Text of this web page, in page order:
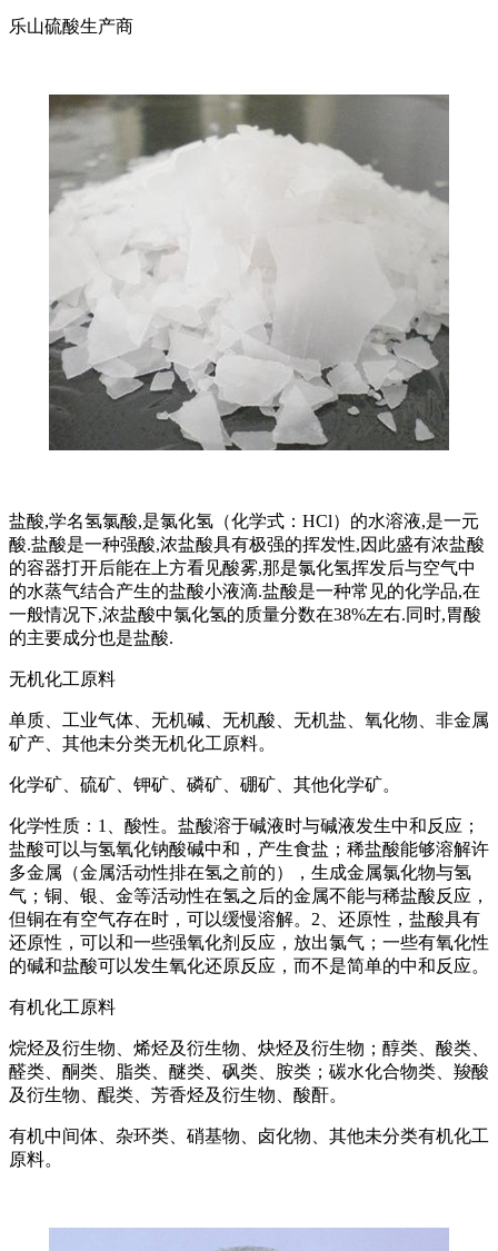
乐山硫酸生产商
盐酸,学名氢氯酸,是氯化氢（化学式：HCl）的水溶液,是一元
酸.盐酸是一种强酸,浓盐酸具有极强的挥发性,因此盛有浓盐酸
的容器打开后能在上方看见酸雾,那是氯化氢挥发后与空气中
的水蒸气结合产生的盐酸小液滴.盐酸是一种常见的化学品,在
一般情况下,浓盐酸中氯化氢的质量分数在38%左右.同时,胃酸
的主要成分也是盐酸.
无机化工原料
单质、工业气体、无机碱、无机酸、无机盐、氧化物、非金属
矿产、其他未分类无机化工原料。
化学矿、硫矿、钾矿、磷矿、硼矿、其他化学矿。
化学性质：1、酸性。盐酸溶于碱液时与碱液发生中和反应；
盐酸可以与氢氧化钠酸碱中和，产生食盐；稀盐酸能够溶解许
多金属（金属活动性排在氢之前的），生成金属氯化物与氢
气；铜、银、金等活动性在氢之后的金属不能与稀盐酸反应，
但铜在有空气存在时，可以缓慢溶解。2、还原性，盐酸具有
还原性，可以和一些强氧化剂反应，放出氯气；一些有氧化性
的碱和盐酸可以发生氧化还原反应，而不是简单的中和反应。
有机化工原料
烷烃及衍生物、烯烃及衍生物、炔烃及衍生物；醇类、酸类、
醛类、酮类、脂类、醚类、砜类、胺类；碳水化合物类、羧酸
及衍生物、醌类、芳香烃及衍生物、酸酐。
有机中间体、杂环类、硝基物、卤化物、其他未分类有机化工
原料。